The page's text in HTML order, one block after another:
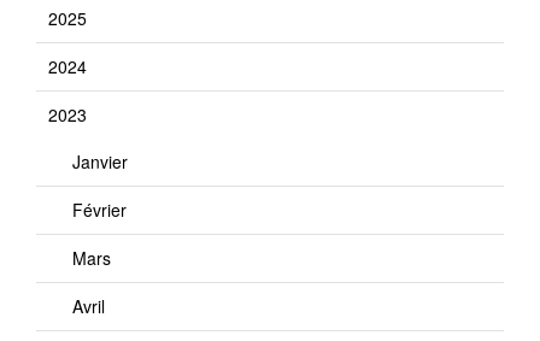
2025
2024
2023
Janvier
Février
Mars
Avril